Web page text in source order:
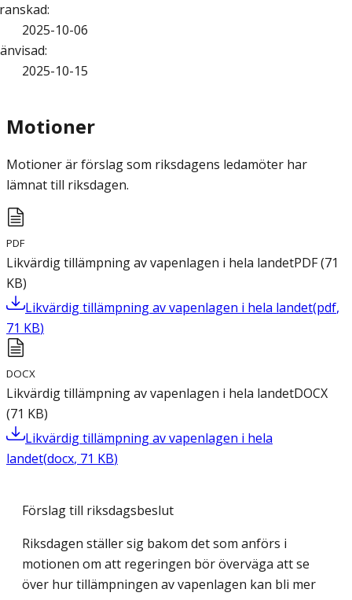
:
2025-10-06
:
2025-10-15
Motioner
Motioner är förslag som riksdagens ledamöter har
lämnat till riksdagen.
PDF
Likvärdig tillämpning av vapenlagen i hela landetPDF(71
KB)
Likvärdig tillämpning av vapenlagen i hela landet(pdf,
71 KB)
DOCX
Likvärdig tillämpning av vapenlagen i hela landetDOCX
(71 KB)
Likvärdig tillämpning av vapenlagen i hela
landet(docx, 71 KB)
Förslag till riksdagsbeslut
Riksdagen ställer sig bakom det som anförs i
motionen om att regeringen bör överväga att se
över hur tillämpningen av vapenlagen kan bli mer